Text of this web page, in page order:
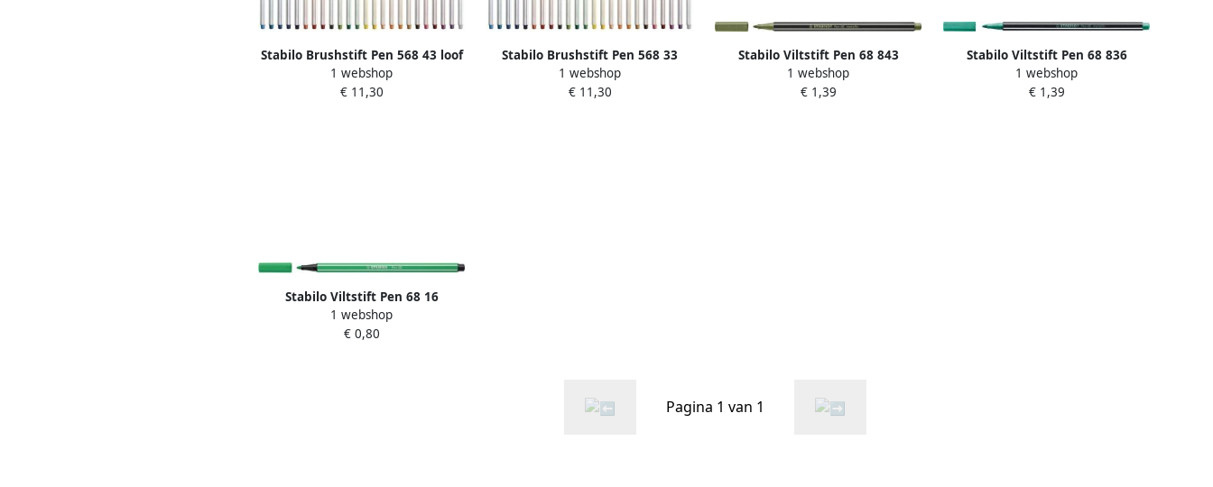
Stabilo Brushstift Pen 568 43 loof
groen
1 webshop
€ 11,30
Stabilo Brushstift Pen 568 33
lichtgroen
1 webshop
€ 11,30
Stabilo Viltstift Pen 68 843
medium metallic lichtgroen
1 webshop
€ 1,39
Stabilo Viltstift Pen 68 836
medium metallic groen
1 webshop
€ 1,39
Stabilo Viltstift Pen 68 16
medium licht smaragdgroen
1 webshop
€ 0,80
Pagina 1 van 1